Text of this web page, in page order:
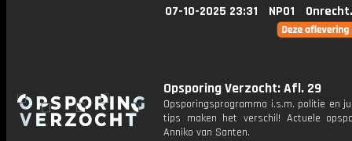
07-10-2025 23:31 NPO1
Opsporing Verzocht: Afl. 29
Opsporingsprogramma i.s.m. politie en
tips maken het verschil! Actuele
Anniko van Santen.